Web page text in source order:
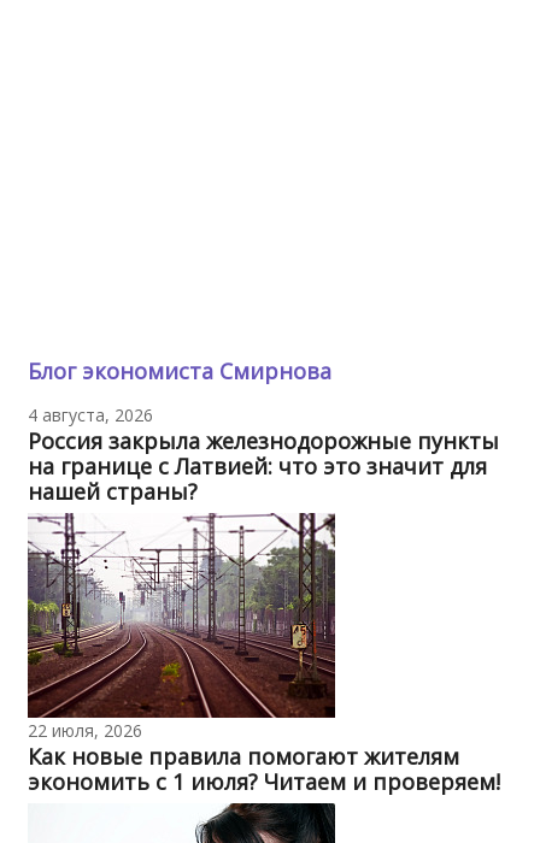
Блог экономиста Смирнова
4 августа, 2026
Россия закрыла железнодорожные пункты
на границе с Латвией: что это значит для
нашей страны?
22 июля, 2026
Как новые правила помогают жителям
экономить с 1 июля? Читаем и проверяем!